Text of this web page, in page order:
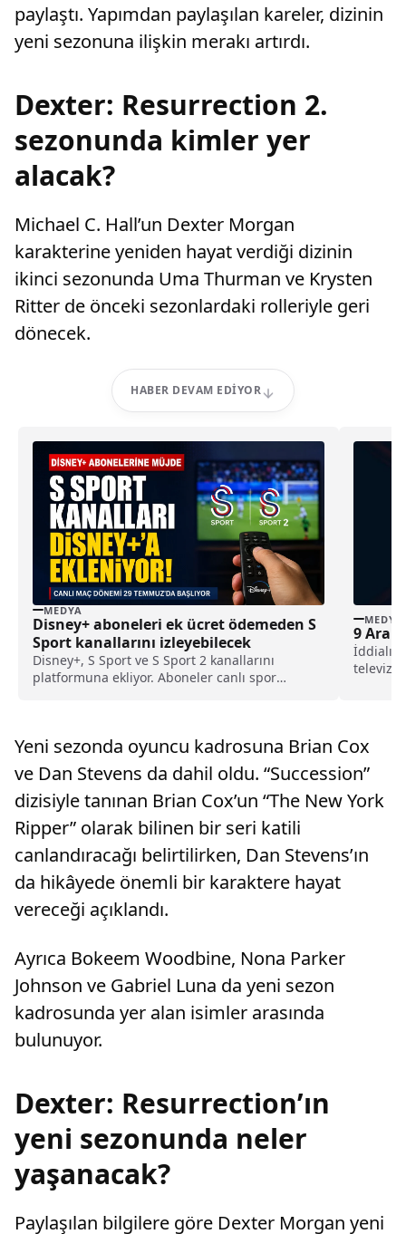
paylaştı. Yapımdan paylaşılan kareler, dizinin
yeni sezonuna ilişkin merakı artırdı.
Dexter: Resurrection 2.
sezonunda kimler yer
alacak?
Michael C. Hall’un Dexter Morgan
karakterine yeniden hayat verdiği dizinin
ikinci sezonunda Uma Thurman ve Krysten
Ritter de önceki sezonlardaki rolleriyle geri
dönecek.
HABER DEVAM EDIYOR
MEDYA
Disney+ aboneleri ek ücret ödemeden S
Sport kanallarını izleyebilecek
Disney+, S Sport ve S Sport 2 kanallarını
platformuna ekliyor. Aboneler canlı spor
MEDYA
9
İddialı
Yeni sezonda oyuncu kadrosuna Brian Cox
ve Dan Stevens da dahil oldu. “Succession”
dizisiyle tanınan Brian Cox’un “The New York
Ripper” olarak bilinen bir seri katili
canlandıracağı belirtilirken, Dan Stevens’ın
da hikâyede önemli bir karaktere hayat
vereceği açıklandı.
Ayrıca Bokeem Woodbine, Nona Parker
Johnson ve Gabriel Luna da yeni sezon
kadrosunda yer alan isimler arasında
bulunuyor.
Dexter: Resurrection’ın
yeni sezonunda neler
yaşanacak?
Paylaşılan bilgilere göre Dexter Morgan yeni